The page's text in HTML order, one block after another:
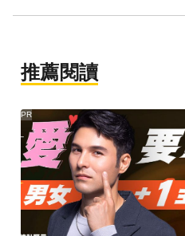
推薦閱讀
PR